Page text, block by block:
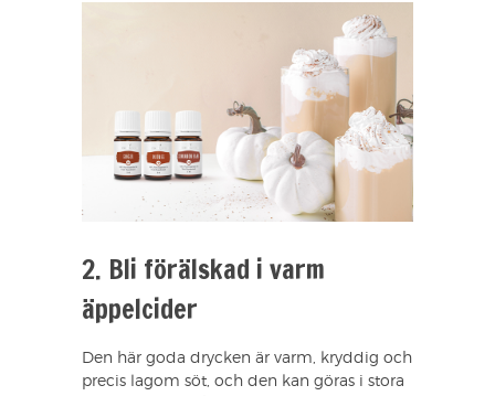
2. Bli förälskad i varm
äppelcider
Den här goda drycken är varm, kryddig och
precis lagom söt, och den kan göras i stora